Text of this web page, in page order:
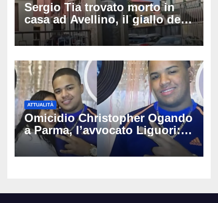
Sergio Tia trovato morto in
casa ad Avellino, il giallo della
porta socchiusa: disposta
l’autopsia
ATTUALITÀ
Omicidio Christopher Ogando
a Parma, l’avvocato Liguori:
«Ogni elemento va
approfondito fino in fondo»,